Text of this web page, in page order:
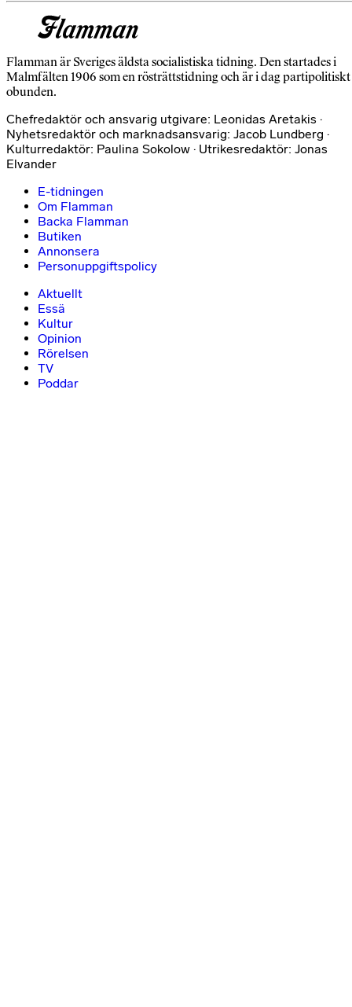
Flamman är Sveriges äldsta socialistiska tidning. Den startades i
Malmfälten 1906 som en rösträttstidning och är i dag partipolitiskt
obunden.
Chefredaktör och ansvarig utgivare: Leonidas Aretakis ·
Nyhetsredaktör och marknadsansvarig: Jacob Lundberg ·
Kulturredaktör: Paulina Sokolow · Utrikesredaktör: Jonas
Elvander
E-tidningen
Om Flamman
Backa Flamman
Butiken
Annonsera
Personuppgiftspolicy
Aktuellt
Essä
Kultur
Opinion
Rörelsen
TV
Poddar